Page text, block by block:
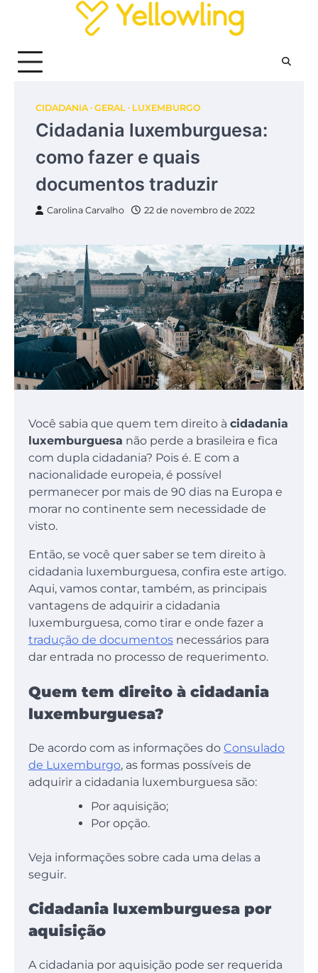
CIDADANIA GERAL LUXEMBURGO
Cidadania luxemburguesa:
como fazer e quais
documentos traduzir
Carolina Carvalho 22 de novembro de 2022
Você sabia que quem tem direito à cidadania
luxemburguesa não perde a brasileira e fica
com dupla cidadania? Pois é. E com a
nacionalidade europeia, é possível
permanecer por mais de 90 dias na Europa e
morar no continente sem necessidade de
visto.
Então, se você quer saber se tem direito à
cidadania luxemburguesa, confira este artigo.
Aqui, vamos contar, também, as principais
vantagens de adquirir a cidadania
luxemburguesa, como tirar e onde fazer a
tradução de documentos necessários para
dar entrada no processo de requerimento.
Quem tem direito à cidadania
luxemburguesa?
De acordo com as informações do Consulado
de Luxemburgo, as formas possíveis de
adquirir a cidadania luxemburguesa são:
Por aquisição;
Por opção.
Veja informações sobre cada uma delas a
seguir.
Cidadania luxemburguesa por
aquisição
A cidadania por aquisição pode ser requerida